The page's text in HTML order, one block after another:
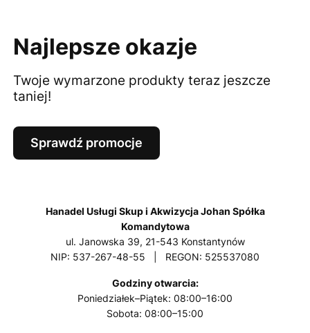
Najlepsze okazje
Twoje wymarzone produkty teraz jeszcze
taniej!
Sprawdź promocje
Hanadel Usługi Skup i Akwizycja Johan Spółka
Komandytowa
ul. Janowska 39, 21-543 Konstantynów
NIP: 537-267-48-55 | REGON: 525537080
Godziny otwarcia:
Poniedziałek–Piątek: 08:00–16:00
Sobota: 08:00–15:00